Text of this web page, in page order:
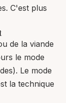
C'est plus
de la viande
le mode
Le mode
la technique